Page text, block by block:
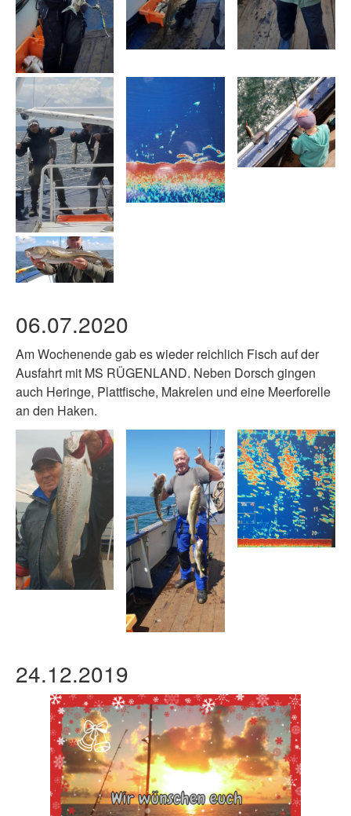
06.07.2020
Am Wochenende gab es wieder reichlich Fisch auf der
Ausfahrt mit MS RÜGENLAND. Neben Dorsch gingen
auch Heringe, Plattfische, Makrelen und eine Meerforelle
an den Haken.
24.12.2019